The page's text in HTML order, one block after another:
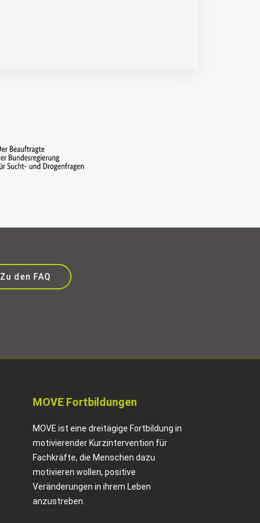
Zu den FAQ
MOVE Fortbildungen
MOVE ist eine dreitägige Fortbildung in
motivierender Kurzintervention für
Fachkräfte, die Menschen dazu
motivieren wollen, positive
Veränderungen in ihrem Leben
anzustreben.